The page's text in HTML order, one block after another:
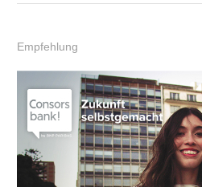
Empfehlung